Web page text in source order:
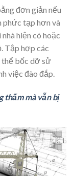
đơn giản nếu
phức tạp hơn và
hiện có hoặc
Tập hợp các
thể bốc dỡ sử
việc đào đắp.
thấm mà vẫn bị